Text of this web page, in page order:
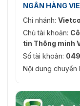
NGÂN HÀNG
Chi nhánh:
Chủ tài khoản:
tin Thông minh
Số tài khoản:
Nội dung chuyển